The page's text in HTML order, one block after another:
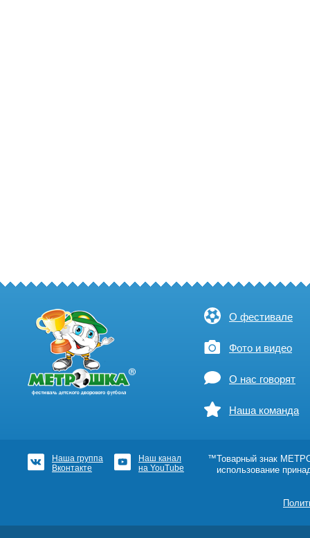
О фестивале
Фото и видео
О нас говорят
Наша команда
Наша группа
Вконтакте
Наш канал
на YouTube
™Товарный знак
использование